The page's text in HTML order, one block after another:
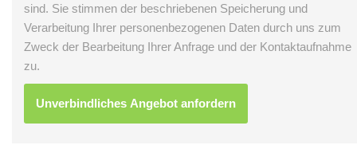
sind. Sie stimmen der beschriebenen Speicherung und
Verarbeitung Ihrer personenbezogenen Daten durch uns zum
Zweck der Bearbeitung Ihrer Anfrage und der Kontaktaufnahme
zu.